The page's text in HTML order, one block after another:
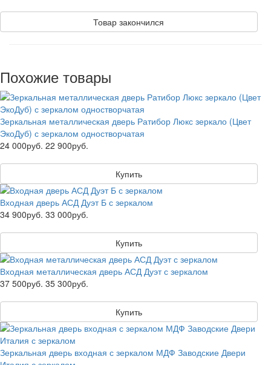
Товар закончился
Похожие товары
Зеркальная металлическая дверь Ратибор Люкс зеркало (Цвет
ЭкоДуб) с зеркалом одностворчатая
24 000руб. 22 900руб.
Купить
Входная дверь АСД Дуэт Б с зеркалом
34 900руб. 33 000руб.
Купить
Входная металлическая дверь АСД Дуэт с зеркалом
37 500руб. 35 300руб.
Купить
Зеркальная дверь входная с зеркалом МДФ Заводские Двери